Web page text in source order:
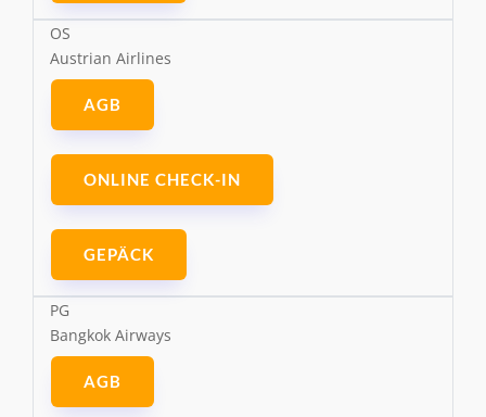
OS
Austrian Airlines
AGB
ONLINE CHECK-IN
GEPÄCK
PG
Bangkok Airways
AGB